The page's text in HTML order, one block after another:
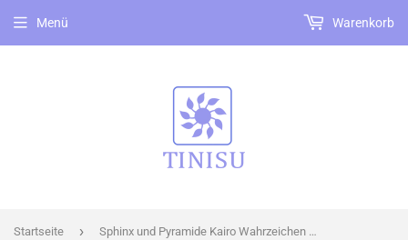
Menü Warenkorb
Startseite › Sphinx und Pyramide Kairo Wahrzeichen Modell LNO Micro-Bricks Bausteine